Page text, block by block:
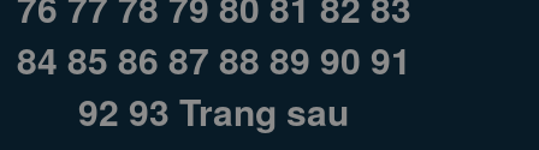
84 85 86 87 88 89 90 91
92 93 Trang sau